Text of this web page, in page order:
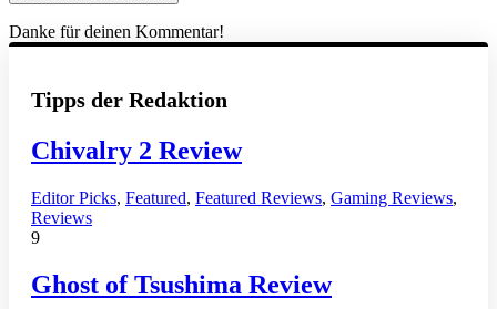
Danke für deinen Kommentar!
Tipps der Redaktion
Chivalry 2 Review
Editor Picks, Featured, Featured Reviews, Gaming Reviews,
Reviews
9
Ghost of Tsushima Review